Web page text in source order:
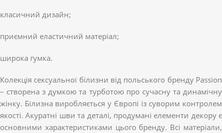
класичний дизайн;
приємний еластичний матеріал;
широка гумка.
Колекція сексуальної білизни від польського бренду Passion
– створена з думкою та турботою про сучасну та динамічну
жінку. Білизна виробляється у Європі із суворим контролем
якості. Акуратні шви та деталі, продумані елементи декору є
основними характеристиками цього бренду. Всі матеріали,